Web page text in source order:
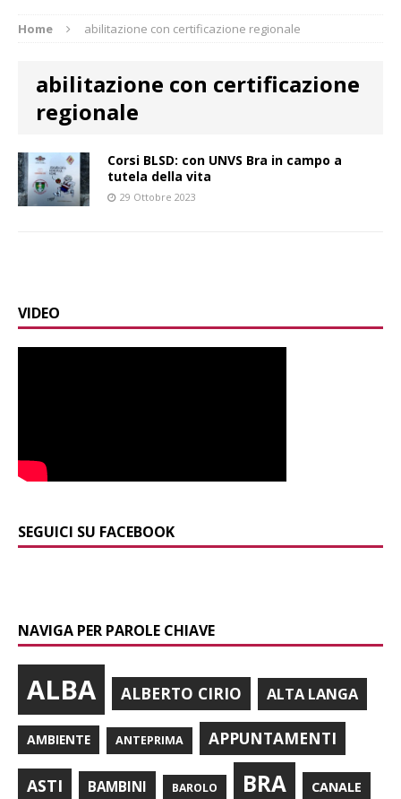
Home abilitazione con certificazione regionale
abilitazione con certificazione
regionale
Corsi BLSD: con UNVS Bra in campo a
tutela della vita
29 Ottobre 2023
VIDEO
SEGUICI SU FACEBOOK
NAVIGA PER PAROLE CHIAVE
ALBA ALBERTO CIRIO ALTA LANGA
AMBIENTE ANTEPRIMA APPUNTAMENTI
ASTI BAMBINI BAROLO BRA CANALE